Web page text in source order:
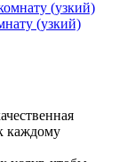
(узкий)
каждому